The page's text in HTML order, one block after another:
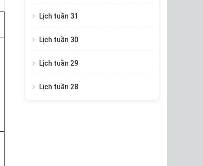
Lịch tuần 31
Lịch tuần 30
Lịch tuần 29
Lịch tuần 28